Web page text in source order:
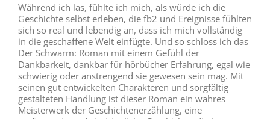
Während ich las, fühlte ich mich, als würde ich die
Geschichte selbst erleben, die fb2 und Ereignisse fühlten
sich so real und lebendig an, dass ich mich vollständig
in die geschaffene Welt einfügte. Und so schloss ich das
Der Schwarm: Roman mit einem Gefühl der
Dankbarkeit, dankbar für hörbücher Erfahrung, egal wie
schwierig oder anstrengend sie gewesen sein mag. Mit
seinen gut entwickelten Charakteren und sorgfältig
gestalteten Handlung ist dieser Roman ein wahres
Meisterwerk der Geschichtenerzählung, eine